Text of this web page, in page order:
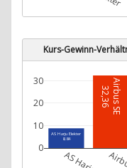
Kurs-Gewinn-
AS Harju Elekter
8,84
Airbus SE
32,36
0
10
20
30